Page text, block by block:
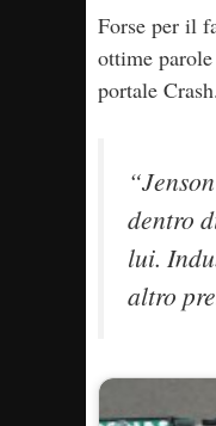
Forse per il
ottime
portale
dentro
lui.
altro